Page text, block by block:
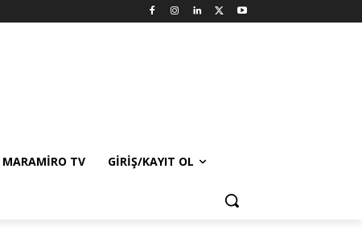
MARAMIRO TV GIRIŞ/KAYIT OL